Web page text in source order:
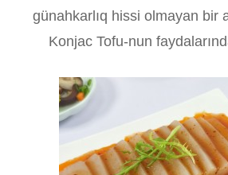
günahkarlıq hissi olmayan bir
Konjac Tofu-nun